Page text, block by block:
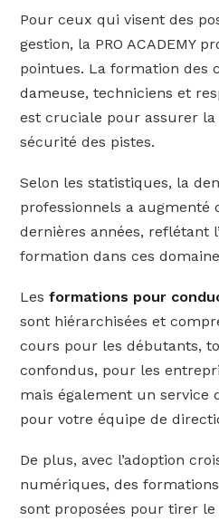
Pour ceux qui visent des
gestion, la PRO ACADEMY
pointues. La formation des
dameuse, techniciens et
est cruciale pour assurer
sécurité des pistes.
Selon les statistiques, la
professionnels a augmenté
dernières années, reflétant
formation dans ces
Les formations pour
sont hiérarchisées et
cours pour les débutants,
confondus, pour les
mais également un service
pour votre équipe de
De plus, avec l’adoption
numériques, des
sont proposées pour tirer